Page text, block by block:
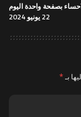
بصفحة واحدة اليوم
22 يونيو 2024
بـ*